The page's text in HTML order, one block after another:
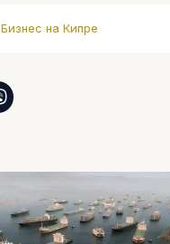
Бизнес на Кипре